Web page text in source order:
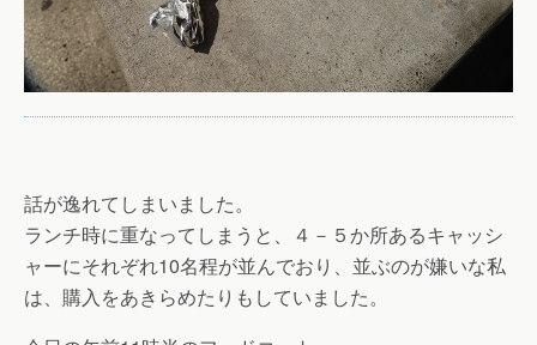
話が逸れてしまいました。
ランチ時に重なってしまうと、４－５か所あるキャッシ
ャーにそれぞれ10名程が並んでおり、並ぶのが嫌いな私
は、購入をあきらめたりもしていました。